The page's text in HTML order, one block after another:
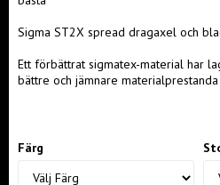
Sigma ST2X spread dragaxel och
Ett förbättrat sigmatex-material har
bättre och jämnare materialprestanda
Färg